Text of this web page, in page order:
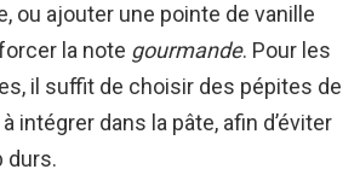
ou ajouter une pointe de vanille
la note gourmande. Pour les
il suffit de choisir des pépites de
intégrer dans la pâte, afin d’éviter
durs.